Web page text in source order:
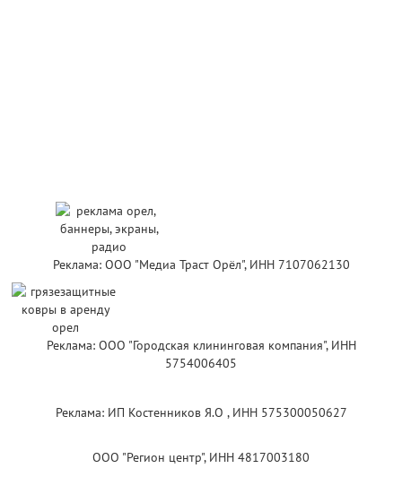
Реклама: ООО "Медиа Траст Орёл", ИНН 7107062130
Реклама: ООО "Городская клининговая компания", ИНН
5754006405
Реклама: ИП Костенников Я.О , ИНН 575300050627
ООО "Регион центр", ИНН 4817003180